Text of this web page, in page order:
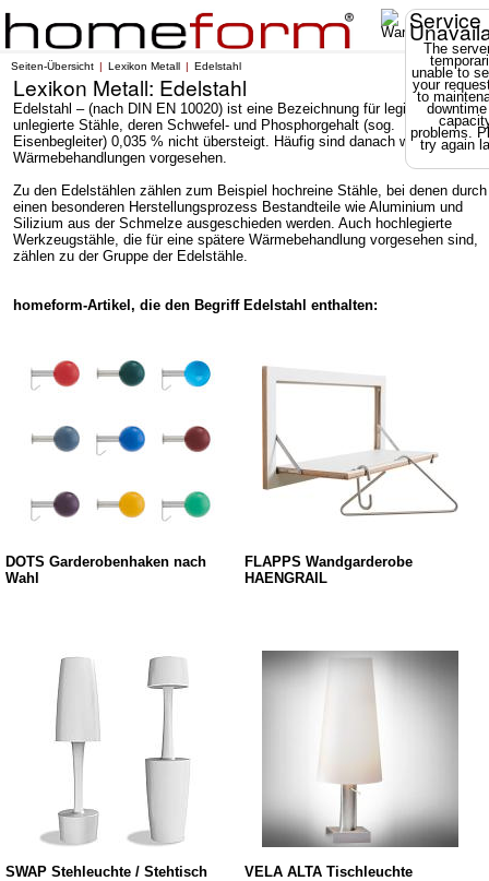
Service
The
unable to
your
to
problems.
try again
Seiten-Übersicht Lexikon Metall Edelstahl
Lexikon Metall: Edelstahl
Edelstahl – (nach DIN EN 10020) ist eine Bezeichnung für legierte oder
unlegierte Stähle, deren Schwefel- und Phosphorgehalt (sog.
Eisenbegleiter) 0,035 % nicht übersteigt. Häufig sind danach weitere
Wärmebehandlungen vorgesehen.
Zu den Edelstählen zählen zum Beispiel hochreine Stähle, bei denen durch
einen besonderen Herstellungsprozess Bestandteile wie Aluminium und
Silizium aus der Schmelze ausgeschieden werden. Auch hochlegierte
Werkzeugstähle, die für eine spätere Wärmebehandlung vorgesehen sind,
zählen zu der Gruppe der Edelstähle.
homeform-Artikel, die den Begriff Edelstahl enthalten:
DOTS Garderobenhaken nach
Wahl
FLÄPPS Wandgarderobe
HAENGRAIL
SWAP Stehleuchte / Stehtisch VELA ALTA Tischleuchte